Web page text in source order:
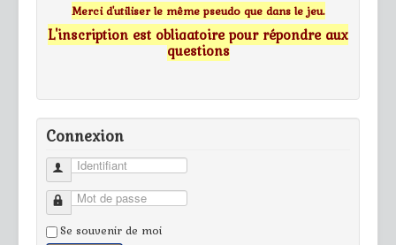
Merci d'utiliser le même pseudo que dans le jeu.
L'inscription est obligatoire pour répondre aux
questions
Connexion
Identifiant
Mot de passe
Se souvenir de moi